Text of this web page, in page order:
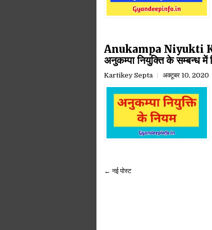
Anukampa Niyukti Ke
अनुकम्पा नियुक्ति के सम्बन्ध में
Kartikey Septa अक्टूबर 10, 2020
← नई पोस्ट